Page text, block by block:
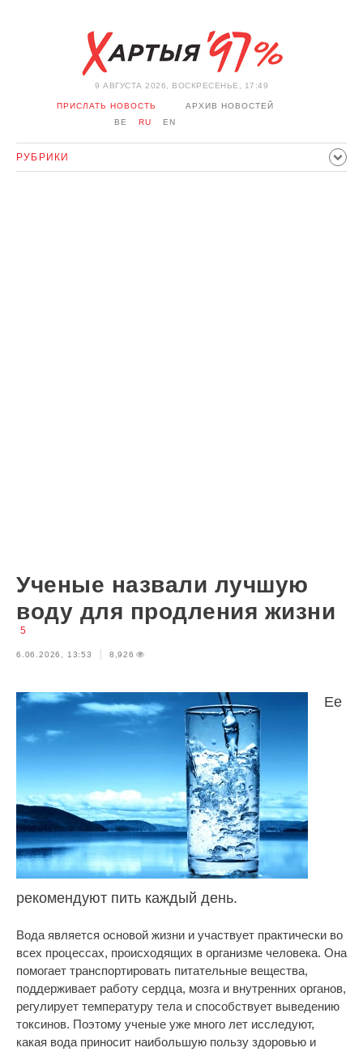
9 АВГУСТА 2026, ВОСКРЕСЕНЬЕ, 17:49
ПРИСЛАТЬ НОВОСТЬ
АРХИВ НОВОСТЕЙ
BE
RU EN
РУБРИКИ
Ученые назвали лучшую
воду для продления жизни
5
6.06.2026, 13:53 8,926
Ее
рекомендуют пить каждый день.
Вода является основой жизни и участвует практически во
всех процессах, происходящих в организме человека. Она
помогает транспортировать питательные вещества,
поддерживает работу сердца, мозга и внутренних органов,
регулирует температуру тела и способствует выведению
токсинов. Поэтому ученые уже много лет исследуют,
какая вода приносит наибольшую пользу здоровью и